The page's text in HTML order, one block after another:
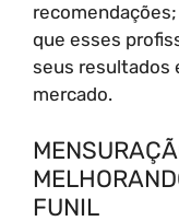
que esses
seus resultados
mercado.
FUNIL